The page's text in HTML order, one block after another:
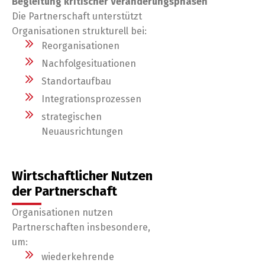
Die Partnerschaft unterstützt
Organisationen strukturell bei:
Reorganisationen
Nachfolgesituationen
Standortaufbau
Integrationsprozessen
strategischen
Neuausrichtungen
Wirtschaftlicher Nutzen
der Partnerschaft
Organisationen nutzen
Partnerschaften insbesondere,
um:
wiederkehrende